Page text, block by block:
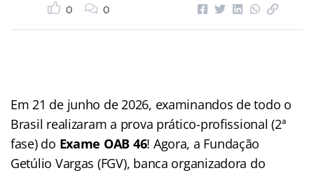
0 0
Em 21 de junho de 2026, examinandos de todo o
Brasil realizaram a prova prático-profissional (2ª
fase) do Exame OAB 46! Agora, a Fundação
Getúlio Vargas (FGV), banca organizadora do